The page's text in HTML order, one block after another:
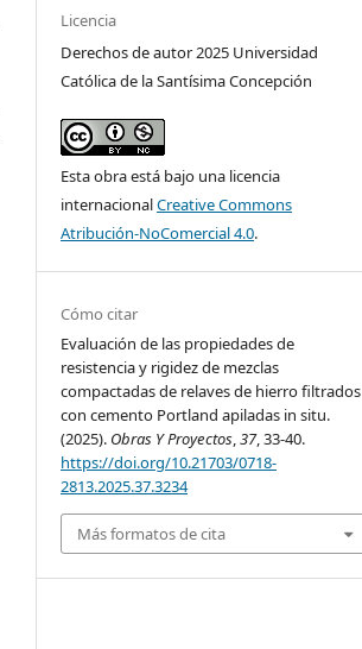
Licencia
Derechos de autor 2025 Universidad
Católica de la Santísima Concepción
Esta obra está bajo una licencia
internacionalCreative Commons
Atribución-NoComercial 4.0.
Cómo citar
Evaluación de las propiedades de
resistencia y rigidez de mezclas
compactadas de relaves de hierro filtrados
con cemento Portland apiladas in situ.
(2025). Obras Y Proyectos,37, 33-40.
https://doi.org/10.21703/0718-
2813.2025.37.3234
Más formatos de cita